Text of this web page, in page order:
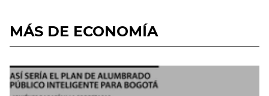
MÁS DE ECONOMÍA